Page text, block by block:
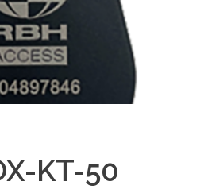
KT-50